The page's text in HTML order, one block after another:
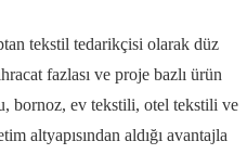
tekstil tedarikçisi olarak düz
fazlası ve proje bazlı ürün
bornoz, ev tekstili, otel tekstili ve
altyapısından aldığı avantajla